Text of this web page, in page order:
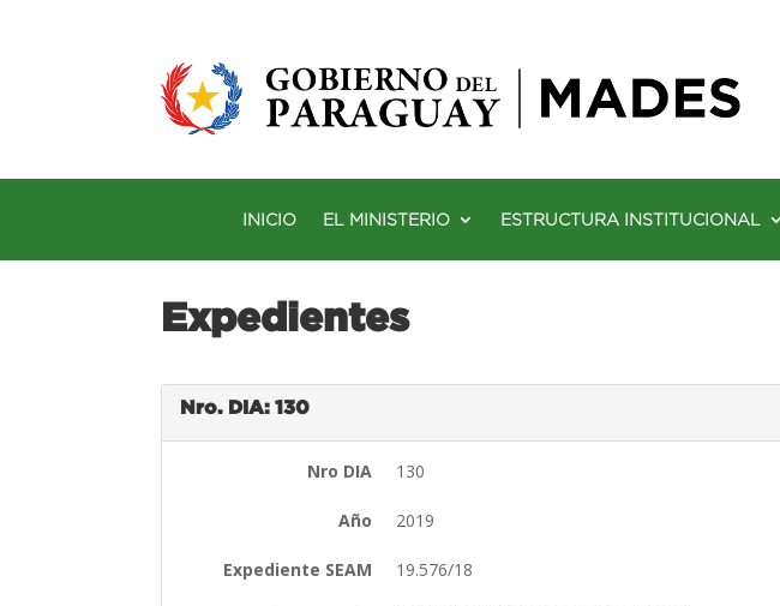
INICIO EL MINISTERIO ESTRUCTURA INSTITUCIONAL
Expedientes
Nro. DIA: 130
Nro DIA 130
Año 2019
Expediente SEAM 19.576/18